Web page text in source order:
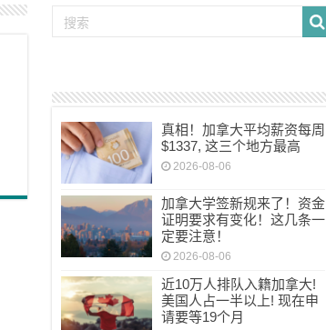
真相！加拿大平均薪资每周
$1337, 这三个地方最高
2026-08-06
加拿大学签新规来了！资金
证明要求有变化！这几条一
定要注意！
2026-08-06
近10万人排队入籍加拿大!
美国人占一半以上! 现在申
请要等19个月